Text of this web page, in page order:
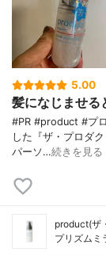
5.00
髪になじませる
#PR #product #プ
した『ザ・プロダ
パーソ…続きを見る
product(ザ
プリズムミ